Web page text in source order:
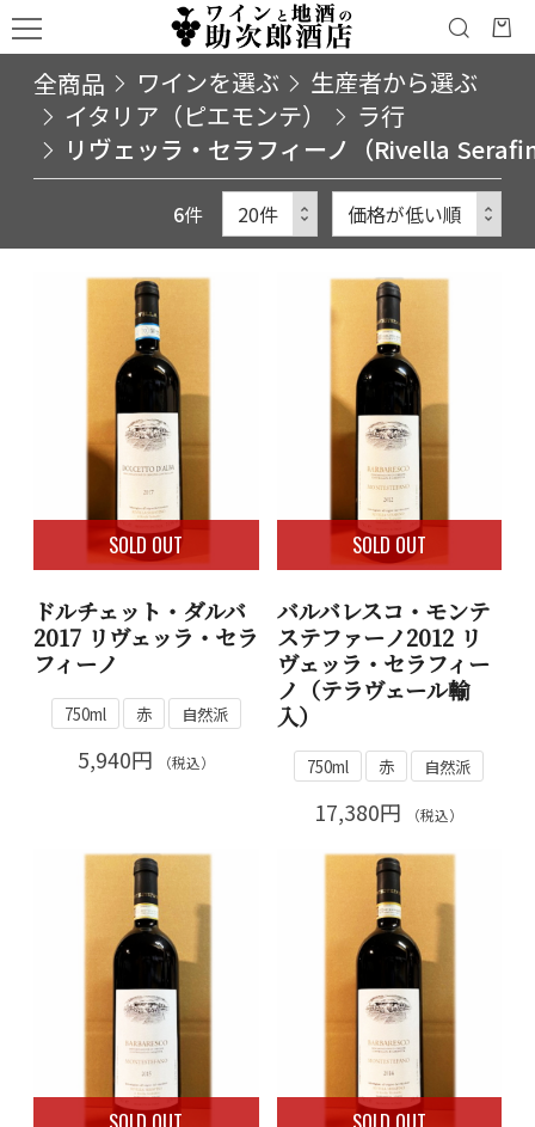
全商品 ワインを選ぶ
生産者から選ぶ
イタリア（ピエモンテ）
ラ行
リヴェッラ・セラフィーノ（Rivella
6件
SOLD OUT
ドルチェット・ダルバ
2017 リヴェッラ・セラ
フィーノ
750ml 赤 自然派
5,940円 （税込）
SOLD OUT
バルバレスコ・モンテ
ステファーノ2012 リ
ヴェッラ・セラフィー
ノ（テラヴェール輸
入）
750ml 赤 自然派
17,380円 （税込）